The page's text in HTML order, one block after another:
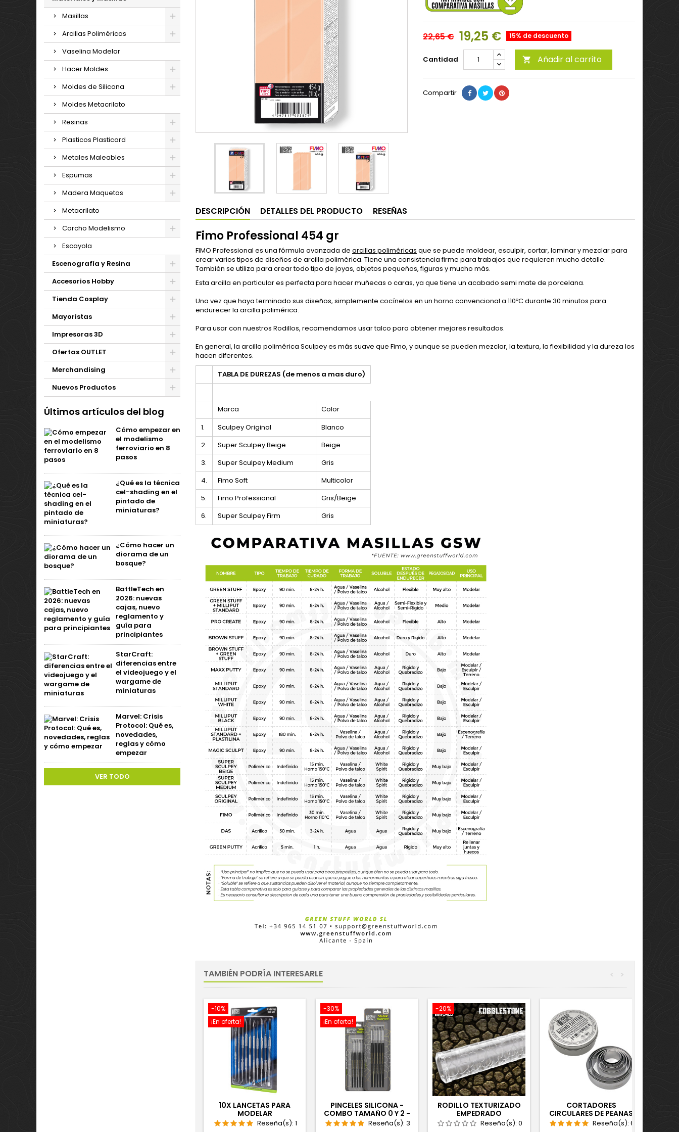
Masillas
Arcillas Poliméricas
Vaselina Modelar
Hacer Moldes
Moldes de Silicona
Moldes Metacrilato
Resinas
Plasticos Plasticard
Metales Maleables
Espumas
Madera Maquetas
Metacrilato
Corcho Modelismo
Escayola
Escenografía y Resina
Accesorios Hobby
Tienda Cosplay
Mayoristas
Impresoras 3D
Ofertas OUTLET
Merchandising
Nuevos Productos
Últimos artículos del blog
Cómo empezar en
el modelismo
ferroviario en 8
pasos
¿Qué es la técnica
cel-shading en el
pintado de
miniaturas?
¿Cómo hacer un
diorama de un
bosque?
BattleTech en
2026: nuevas
cajas, nuevo
reglamento y
guía para
principiantes
StarCraft:
diferencias entre
el videojuego y el
wargame de
miniaturas
Marvel: Crisis
Protocol: Qué es,
novedades,
reglas y cómo
empezar
VER TODO
22,65 € 19,25 € 15% de descuento
Cantidad  Añadir al carrito
Compartir
DESCRIPCIÓN DETALLES DEL PRODUCTO RESEÑAS
Fimo Professional 454 gr
FIMO Professional es una fórmula avanzada de arcillas poliméricas que se puede moldear, esculpir, cortar, laminar y mezclar para
crear varios tipos de diseños de arcilla polimérica. Tiene una consistencia firme para trabajos que requieren mucho detalle.
También se utiliza para crear todo tipo de joyas, objetos pequeños, figuras y mucho más.
Esta arcilla en particular es perfecta para hacer muñecas o caras, ya que tiene un acabado semi mate de porcelana.
Una vez que haya terminado sus diseños, simplemente cocínelos en un horno convencional a 110ºC durante 30 minutos para
endurecer la arcilla polimérica.
Para usar con nuestros Rodillos, recomendamos usar talco para obtener mejores resultados.
En general, la arcilla polimérica Sculpey es más suave que Fimo, y aunque se pueden mezclar, la textura, la flexibilidad y la dureza los
hacen diferentes.
TABLA DE DUREZAS (de menos a mas duro)
Marca
Color
1.
Sculpey Original
Blanco
2.
Super Sculpey Beige
Beige
3.
Super Sculpey Medium
Gris
4.
Fimo Soft
Multicolor
5.
Fimo Professional
Gris/Beige
6.
Super Sculpey Firm Gris
TAMBIÉN PODRÍA INTERESARLE >
<
-10%
¡En oferta!
10X LANCETAS PARA
MODELAR
Reseña(s): 1
-30%
¡En oferta!
PINCELES SILICONA -
COMBO TAMAÑO 0 Y 2 -
NEGRO FIRM
Reseña(s): 3
-20%
RODILLO TEXTURIZADO
EMPEDRADO
Reseña(s): 0
CORTADORES
CIRCULARES DE PEANAS
Reseña(s): 6